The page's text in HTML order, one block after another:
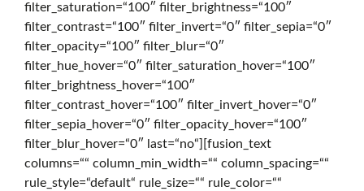
o
filter_saturation=“100″ filter_brightness=“100″
filter_contrast=“100″ filter_invert=“0″ filter_sepia=“0″
filter_opacity=“100″ filter_blur=“0″
filter_hue_hover=“0″ filter_saturation_hover=“100″
filter_brightness_hover=“100″
filter_contrast_hover=“100″ filter_invert_hover=“0″
filter_sepia_hover=“0″ filter_opacity_hover=“100″
filter_blur_hover=“0″ last=“no“][fusion_text
columns=““ column_min_width=““ column_spacing=““
rule_style=“default“ rule_size=““ rule_color=““